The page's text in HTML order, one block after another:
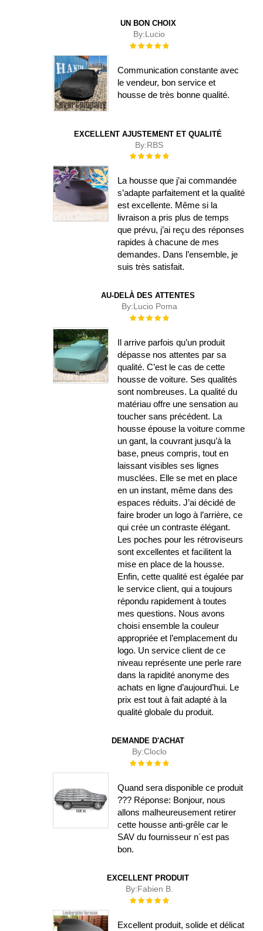
UN BON CHOIX
By:Lucio
Évaluation :
Communication constante avec
le vendeur, bon service et
housse de très bonne qualité.
EXCELLENT AJUSTEMENT ET QUALITÉ
By:RBS
Évaluation :
La housse que j’ai commandée
s’adapte parfaitement et la qualité
est excellente. Même si la
livraison a pris plus de temps
que prévu, j’ai reçu des réponses
rapides à chacune de mes
demandes. Dans l’ensemble, je
suis très satisfait.
AU-DELÀ DES ATTENTES
By:Lucio Poma
Évaluation :
Il arrive parfois qu’un produit
dépasse nos attentes par sa
qualité. C’est le cas de cette
housse de voiture. Ses qualités
sont nombreuses. La qualité du
matériau offre une sensation au
toucher sans précédent. La
housse épouse la voiture comme
un gant, la couvrant jusqu’à la
base, pneus compris, tout en
laissant visibles ses lignes
musclées. Elle se met en place
en un instant, même dans des
espaces réduits. J’ai décidé de
faire broder un logo à l’arrière, ce
qui crée un contraste élégant.
Les poches pour les rétroviseurs
sont excellentes et facilitent la
mise en place de la housse.
Enfin, cette qualité est égalée par
le service client, qui a toujours
répondu rapidement à toutes
mes questions. Nous avons
choisi ensemble la couleur
appropriée et l’emplacement du
logo. Un service client de ce
niveau représente une perle rare
dans la rapidité anonyme des
achats en ligne d’aujourd’hui. Le
prix est tout à fait adapté à la
qualité globale du produit.
DEMANDE D'ACHAT
By:Cloclo
Évaluation :
Quand sera disponible ce produit
??? Réponse: Bonjour, nous
allons malheureusement retirer
cette housse anti-grêle car le
SAV du fournisseur n´est pas
bon.
EXCELLENT PRODUIT
By:Fabien B.
Évaluation :
Excellent produit, solide et délicat